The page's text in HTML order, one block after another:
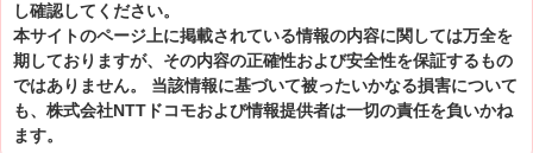
し確認してください。
本サイトのページ上に掲載されている情報の内容に関しては万全を
期しておりますが、その内容の正確性および安全性を保証するもの
ではありません。 当該情報に基づいて被ったいかなる損害について
も、株式会社NTTドコモおよび情報提供者は一切の責任を負いかね
ます。